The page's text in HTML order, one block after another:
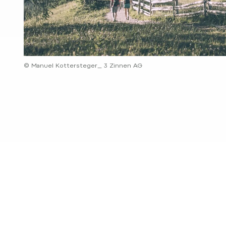
© Manuel Kottersteger_ 3 Zinnen AG